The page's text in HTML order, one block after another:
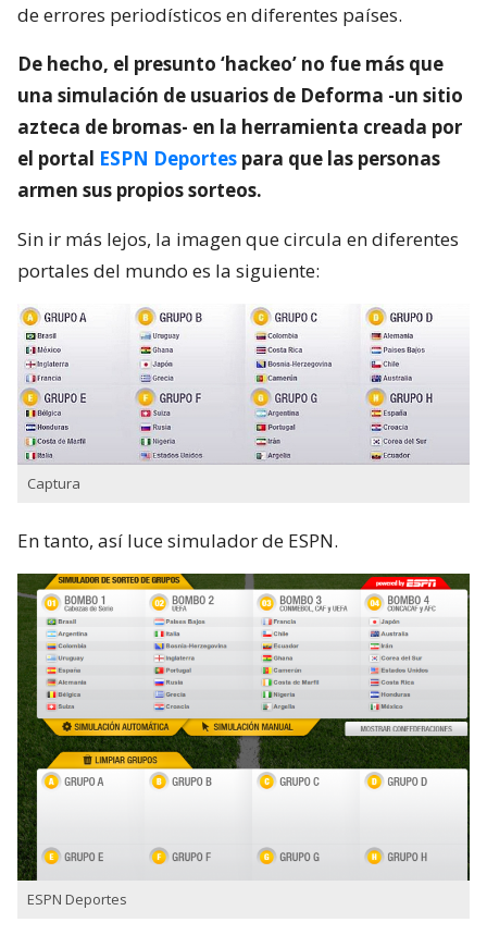
de errores periodísticos en diferentes países.
De hecho, el presunto ‘hackeo’ no fue más que
una simulación de usuarios de Deforma -un sitio
azteca de bromas- en la herramienta creada por
el portal ESPN Deportes para que las personas
armen sus propios sorteos.
Sin ir más lejos, la imagen que circula en diferentes
portales del mundo es la siguiente:
Captura
En tanto, así luce simulador de ESPN.
ESPN Deportes